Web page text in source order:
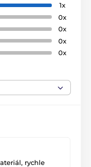
1x
0x
0x
0x
0x
rychle